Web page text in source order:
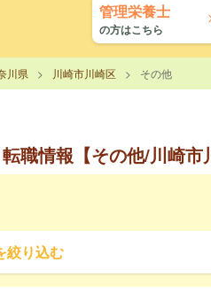
管理栄養士
の方はこちら
川県 川崎市川崎区 その他
職情報【その他/川崎市
絞り込む